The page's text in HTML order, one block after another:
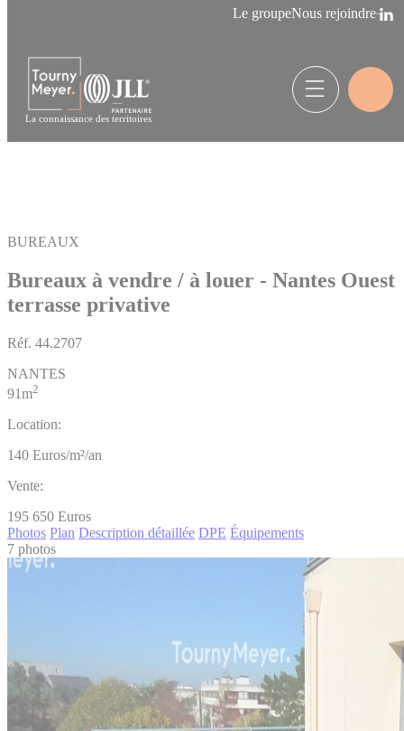
Le groupeNous rejoindre
La connaissance des territoires
BUREAUX
Bureaux à vendre / à louer - Nantes Ouest
terrasse privative
Réf. 44.2707
NANTES
91m2
Location:
140 Euros/m²/an
Vente:
195 650 Euros
Photos Plan Description détaillée DPE Équipements
7 photos